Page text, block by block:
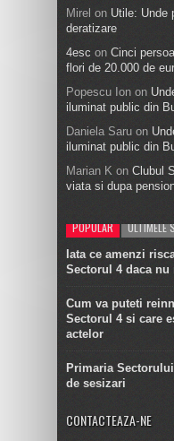
Mirel on Utile: Unde
deratizare
4esc on Cinci
flori de 20.000 de
Popescu Ion on
iluminat public din
Daniela Saru on
iluminat public din
Marian K on Clubul
viata si dupa
POPULAR ULTIMELE
Iata ce amenzi
Sectorul 4 daca nu
Cum va puteti
Sectorul 4 si care
actelor
Primaria
de sesizari
CONTACTEAZA-NE